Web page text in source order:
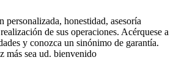
personalizada, honestidad, asesoría
de sus operaciones. Acérquese a
y conozca un sinónimo de garantía.
más sea ud. bienvenido